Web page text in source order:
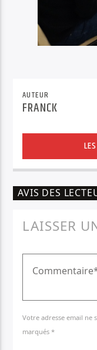
AUTEUR
FRANCK
AVIS DES
LAISSER
Votre adresse email ne
marqués *